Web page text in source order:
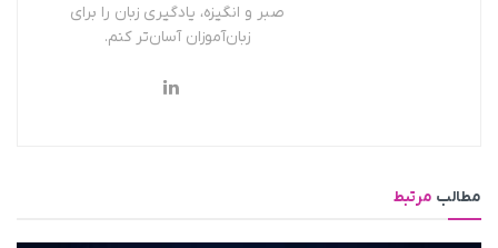
صبر و انگیزه، یادگیری زبان را برای
زبان‌آموزان آسان‌تر کنم.
مطالب مرتبط